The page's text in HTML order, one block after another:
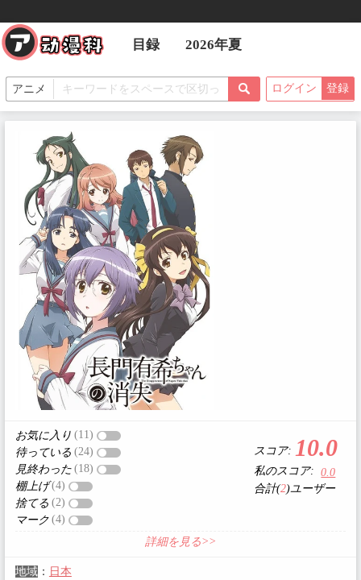
目録 2026年夏
ログイン 登録
お気に入り (11)
待っている (24)
見終わった (18)
棚上げ (4)
捨てる (2)
マーク (4)
スコア: 10.0
私のスコア:
0.0
合計(2)ユーザー
詳細を見る>>
地域： 日本